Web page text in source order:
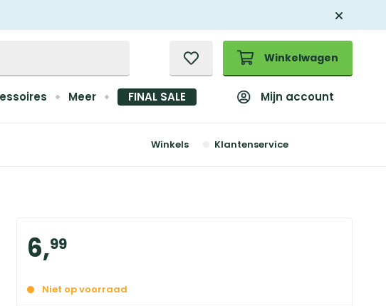
Winkelwagen
Meer FINAL SALE Mijn account
Winkels Klantenservice
6,99
Niet op voorraad